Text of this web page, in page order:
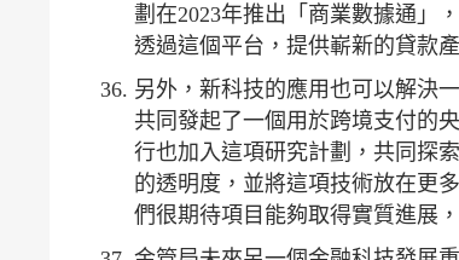
劃在2023年推出「商業數據通」
透過這個平台，提供嶄新的貸款
另外，新科技的應用也可以解決
共同發起了一個用於跨境支付的
行也加入這項研究計劃，共同探
的透明度，並將這項技術放在更
們很期待項目能夠取得實質進展